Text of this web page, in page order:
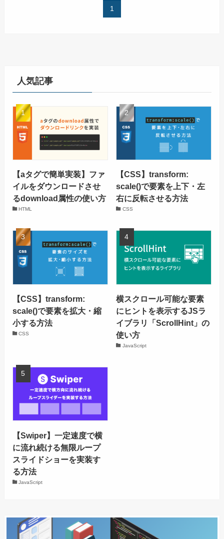
1
人気記事
【aタグで簡単実装】ファ
イルをダウンロードさせ
るdownload属性の使い方
HTML
【CSS】transform:
scale()で要素を上下・左
右に反転させる方法
CSS
【CSS】transform:
scale()で要素を拡大・縮
小する方法
CSS
横スクロール可能な要素
にヒントを表示するJSラ
イブラリ「ScrollHint」の
使い方
JavaScript
【Swiper】一定速度で横
に流れ続ける無限ループ
スライドショーを実装す
る方法
JavaScript